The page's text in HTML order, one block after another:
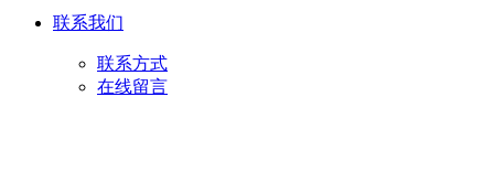
联系我们
联系方式
在线留言